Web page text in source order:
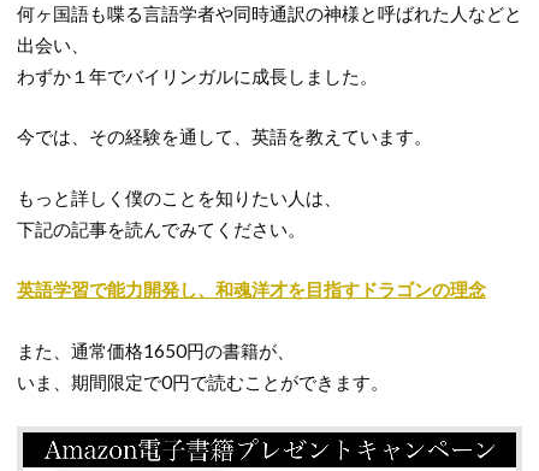
何ヶ国語も喋る言語学者や同時通訳の神様と呼ばれた人などと
出会い、
わずか１年でバイリンガルに成長しました。
今では、その経験を通して、英語を教えています。
もっと詳しく僕のことを知りたい人は、
下記の記事を読んでみてください。
英語学習で能力開発し、和魂洋才を目指すドラゴンの理念
また、通常価格1650円の書籍が、
いま、期間限定で0円で読むことができます。